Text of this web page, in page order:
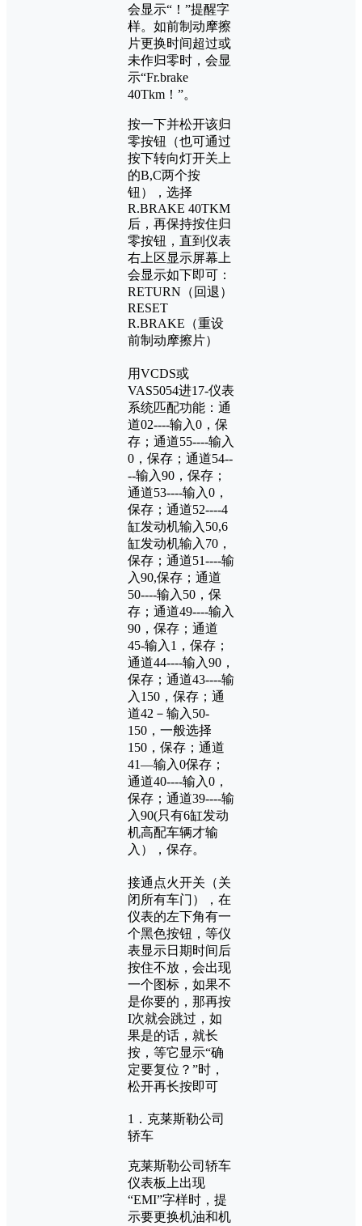
会显示“！”提醒字
样。如前制动摩擦
片更换时间超过或
未作归零时，会显
示“Fr.brake
40Tkm！”。
按一下并松开该归
零按钮（也可通过
按下转向灯开关上
的B,C两个按
钮），选择
R.BRAKE 40TKM
后，再保持按住归
零按钮，直到仪表
右上区显示屏幕上
会显示如下即可：
RETURN（回退）
RESET
R.BRAKE（重设
前制动摩擦片）
用VCDS或
VAS5054进17-仪表
系统匹配功能：通
道02----输入0，保
存；通道55----输入
0，保存；通道54--
--输入90，保存；
通道53----输入0，
保存；通道52----4
缸发动机输入50,6
缸发动机输入70，
保存；通道51----输
入90,保存；通道
50----输入50，保
存；通道49----输入
90，保存；通道
45-输入1，保存；
通道44----输入90，
保存；通道43----输
入150，保存；通
道42－输入50-
150，一般选择
150，保存；通道
41—输入0保存；
通道40----输入0，
保存；通道39----输
入90(只有6缸发动
机高配车辆才输
入），保存。
接通点火开关（关
闭所有车门），在
仪表的左下角有一
个黑色按钮，等仪
表显示日期时间后
按住不放，会出现
一个图标，如果不
是你要的，那再按
I次就会跳过，如
果是的话，就长
按，等它显示“确
定要复位？”时，
松开再长按即可
1．克莱斯勒公司
轿车
克莱斯勒公司轿车
仪表板上出现
“EMI”字样时，提
示要更换机油和机